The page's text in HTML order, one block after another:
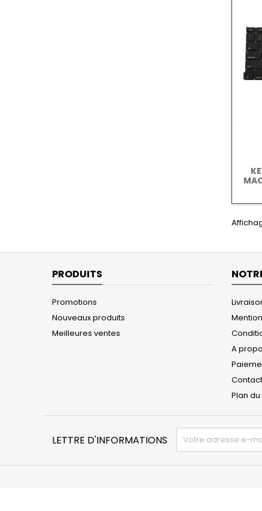
PRODUITS
Promotions
Nouveaux produits
Meilleures ventes
A
Plan du
LETTRE D'INFORMATIONS